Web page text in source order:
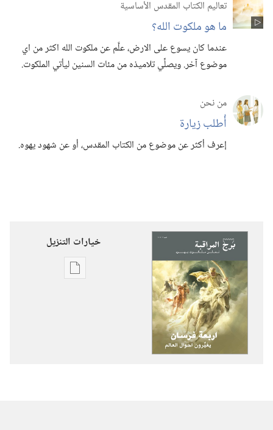
تعاليم الكتاب المقدس الأساسية
ما هو ملكوت الله؟‏
عندما كان يسوع على الارض،‏ علَّم عن ملكوت الله اكثر من اي
موضوع آخر.‏ ويصلِّي تلاميذه من مئات السنين ليأتي الملكوت.‏
من نحن
أُطلب زيارة
إعرف أكثر عن موضوع من الكتاب المقدس،‏ أو عن شهود يهوه.‏
خيارات التنزيل
خيارات